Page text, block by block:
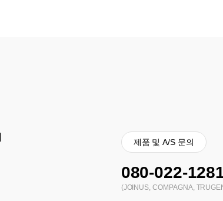
제품 및 A/S 문의
080-022-
(JOINUS, COMPAGNA,